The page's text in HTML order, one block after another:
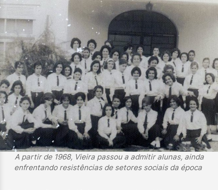
A partir de 1968, Vieira passou a admitir alunas, ainda
enfrentando resistências de setores sociais da época